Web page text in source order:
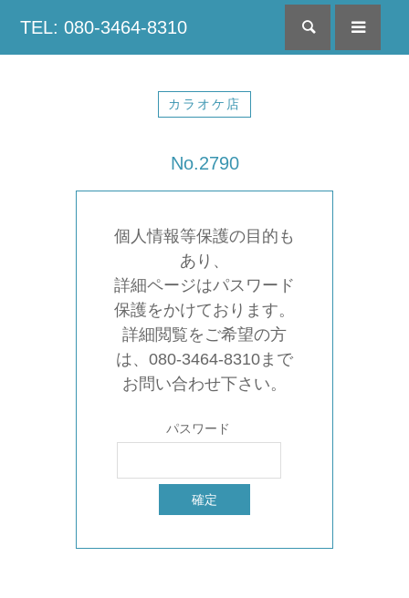
TEL: 080-3464-8310 検索
カラオケ店
No.2790
個人情報等保護の目的も
あり、
詳細ページはパスワード
保護をかけております。
詳細閲覧をご希望の方
は、080-3464-8310まで
お問い合わせ下さい。
パスワード